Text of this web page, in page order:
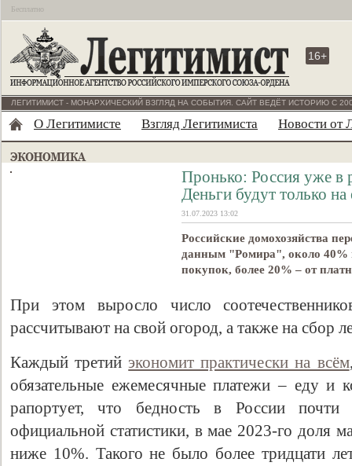
Бесплатно
16+
ЛЕГИТИМИСТ - МОНАРХИЧЕСКИЙ ВЗГЛЯД НА СОБЫТИЯ. САЙТ ВЕДЁТ ИСТОРИЮ С
О Легитимисте Взгляд Легитимиста Новости от
Пронько: Россия уже в
Деньги будут только на
31.07.2023 13:02
Российские домохозяйства
данным "Ромира", около 40%
покупок, более 20% – от
При этом выросло число
рассчитывают на свой огород, а также на сбор
Каждый третий экономит практически на всём
обязательные ежемесячные платежи – еду и
рапортует, что бедность в России
официальной статистики, в мае 2023-го доля
ниже 10%. Такого не было более тридцати